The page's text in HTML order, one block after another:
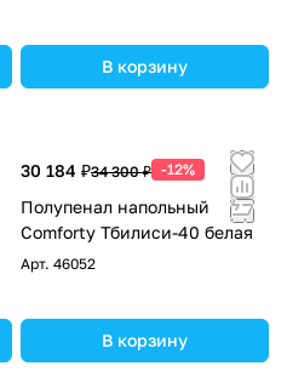
В корзину
30 184 ₽34 300 ₽ -12%
Полупенал напольный
Comforty Тбилиси-40 белая
Арт. 46052
В корзину